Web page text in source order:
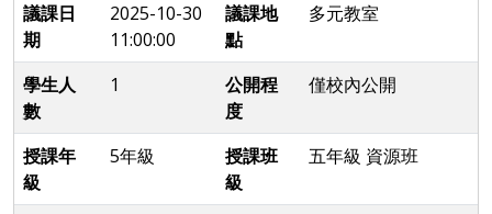
議課日
期
2025-10-30
11:00:00
議課地
點
多元教室
學生人
數
1
公開程
度
僅校內公開
授課年
級
5年級
授課班
級
五年級 資源班